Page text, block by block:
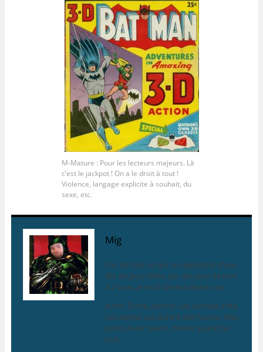
M-Mature : Pour les lecteurs majeurs. Là
c’est le jackpot ! On a le droit à tout !
Violence, langage explicite à souhait, du
sexe, etc.
Mig
Fan de tout ce qui se rapproche d’une
BD, de jeux vidéo, jdr, des jeux de mot
à 2 sous. Je vis à Geneva Beach city.
Aime : Écrire, dormir. Les averses d’été.
Les siestes qui durent des heures. Mes
potes.Avoir raison, même quand j’ai
tort.